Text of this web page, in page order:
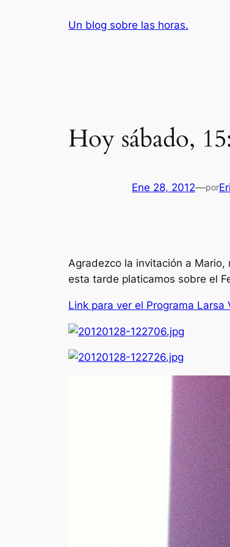
Un blog sobre las horas.
Hoy sábado,
Ene 28, 2012—por
Agradezco la invitación a
esta tarde platicamos sobre el
Link para ver el Programa Larsa